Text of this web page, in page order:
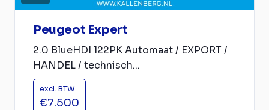
Peugeot Expert
2.0 BlueHDI 122PK Automaat / EXPORT /
HANDEL / technisch...
excl. BTW
€7.500